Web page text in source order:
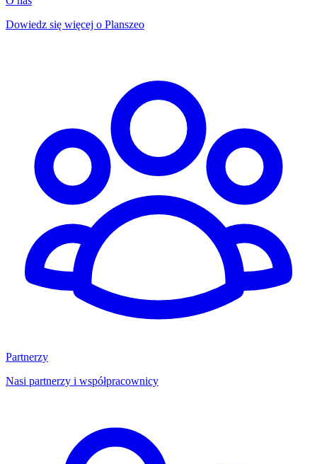
Dowiedz się więcej o Planszeo
Partnerzy
Nasi partnerzy i współpracownicy